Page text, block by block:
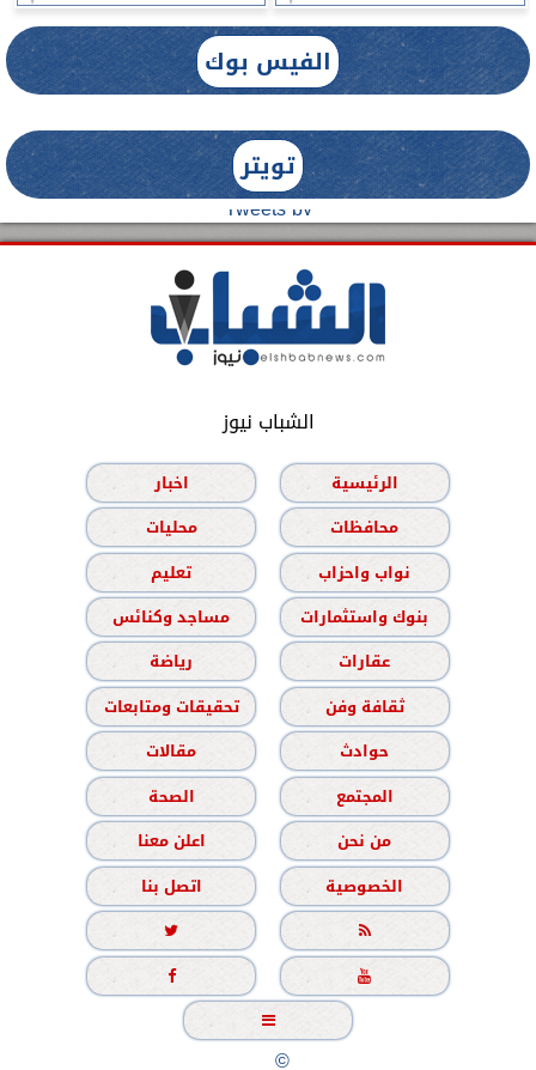
الفيس بوك
تويتر
Tweets by
الشباب نيوز
الرئيسية
اخبار
محافظات
محليات
نواب واحزاب
تعليم
بنوك واستثمارات
مساجد وكنائس
عقارات
رياضة
ثقافة وفن
تحقيقات ومتابعات
حوادث
مقالات
المجتمع
الصحة
من نحن
اعلن معنا
الخصوصية
اتصل بنا





جميع الحقوق محفوظة©